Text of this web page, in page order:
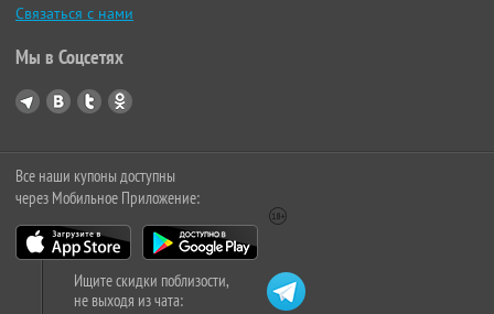
Связаться с нами
Мы в Соцсетях
Все наши купоны доступны
через Мобильное Приложение:
Ищите скидки поблизости,
не выходя из чата: